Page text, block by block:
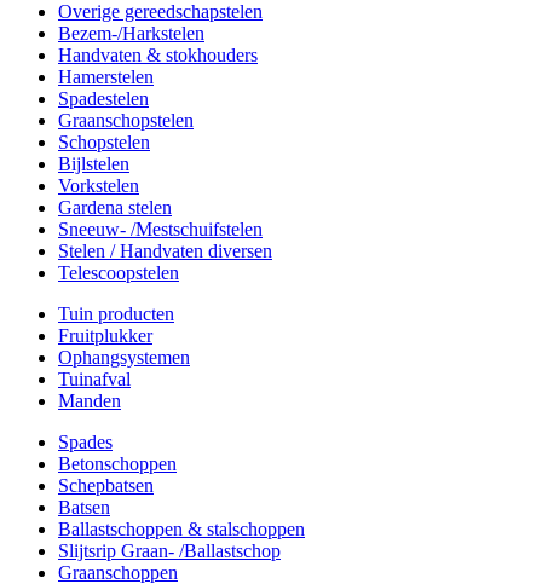
Overige gereedschapstelen
Bezem-/Harkstelen
Handvaten & stokhouders
Hamerstelen
Spadestelen
Graanschopstelen
Schopstelen
Bijlstelen
Vorkstelen
Gardena stelen
Sneeuw- /Mestschuifstelen
Stelen / Handvaten diversen
Telescoopstelen
Tuin producten
Fruitplukker
Ophangsystemen
Tuinafval
Manden
Spades
Betonschoppen
Schepbatsen
Batsen
Ballastschoppen & stalschoppen
Slijtsrip Graan- /Ballastschop
Graanschoppen